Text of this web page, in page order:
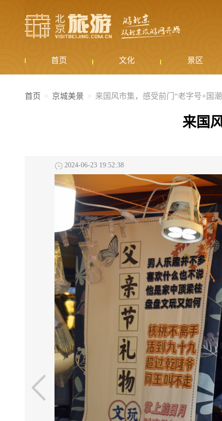
首页 文化 景区
首页 京城美景 来国风市集，感受前门“老字号+国
来国
2024-06-23 19:52:38